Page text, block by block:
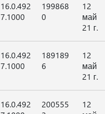
16.0.492
7.1000
199868
0
12
май
21 г.
16.0.492
7.1000
189189
6
12
май
21 г.
16.0.492
200555
12